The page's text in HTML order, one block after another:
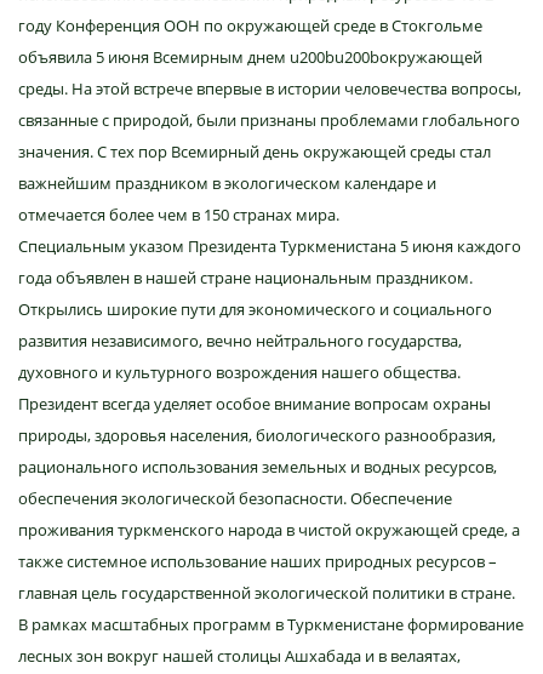
году Конференция ООН по окружающей среде в Стокгольме
объявила 5 июня Всемирным днем u200bu200bокружающей
среды. На этой встрече впервые в истории человечества вопросы,
связанные с природой, были признаны проблемами глобального
значения. С тех пор Всемирный день окружающей среды стал
важнейшим праздником в экологическом календаре и
отмечается более чем в 150 странах мира.
Специальным указом Президента Туркменистана 5 июня каждого
года объявлен в нашей стране национальным праздником.
Открылись широкие пути для экономического и социального
развития независимого, вечно нейтрального государства,
духовного и культурного возрождения нашего общества.
Президент всегда уделяет особое внимание вопросам охраны
природы, здоровья населения, биологического разнообразия,
рационального использования земельных и водных ресурсов,
обеспечения экологической безопасности. Обеспечение
проживания туркменского народа в чистой окружающей среде, а
также системное использование наших природных ресурсов –
главная цель государственной экологической политики в стране.
В рамках масштабных программ в Туркменистане формирование
лесных зон вокруг нашей столицы Ашхабада и в велаятах,